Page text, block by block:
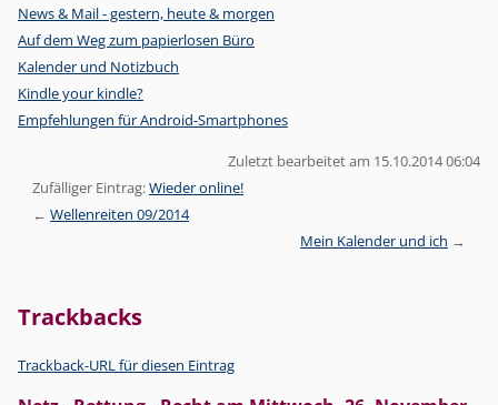
News & Mail - gestern, heute & morgen
Auf dem Weg zum papierlosen Büro
Kalender und Notizbuch
Kindle your kindle?
Empfehlungen für Android-Smartphones
Zuletzt bearbeitet am 15.10.2014 06:04
Zufälliger Eintrag:Wieder online!
Wellenreiten 09/2014
Mein Kalender und ich
Trackbacks
Trackback-URL für diesen Eintrag